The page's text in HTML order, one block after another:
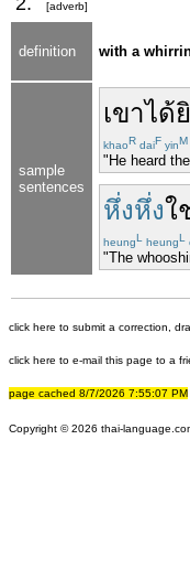
[adverb]
definition with a
sample
sentences
เขาได้
khaoR daiF yinM
"He heard
หึ่งหึ่งใ
heungL heungL
"The
click here to submit a correction,
click here to e-mail this page to a
page cached 8/7/2026 7:55:07 PM
Copyright © 2026 thai-